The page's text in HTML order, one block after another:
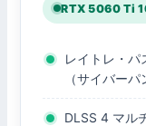
RTX 5060 Ti
レイトレ・パ
（サイバー
DLSS 4 マル